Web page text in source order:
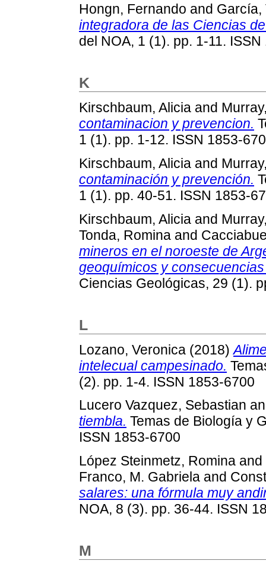
Hongn, Fernando and García,
integradora de las Ciencias
del NOA, 1 (1). pp. 1-11.
K
Kirschbaum, Alicia and
contaminacion y prevencion.
1 (1). pp. 1-12. ISSN 1853-
Kirschbaum, Alicia and
contaminación y prevención.
1 (1). pp. 40-51. ISSN 1853-
Kirschbaum, Alicia and
Tonda, Romina and
mineros en el noroeste de
geoquímicos y
Ciencias Geológicas, 29 (1).
L
Lozano, Veronica (2018)
intelecual campesinado.
(2). pp. 1-4. ISSN 1853-6700
Lucero Vazquez, Sebastian
tiembla. Temas de Biología y
ISSN 1853-6700
López Steinmetz, Romina and
Franco, M. Gabriela and
salares: una fórmula muy
NOA, 8 (3). pp. 36-44. ISSN
M